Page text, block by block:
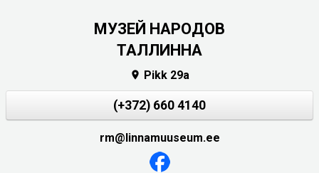
MУЗЕЙ НАРОДОВ
ТАЛЛИННА
 Pikk 29a
(+372) 660 4140
rm@linnamuuseum.ee